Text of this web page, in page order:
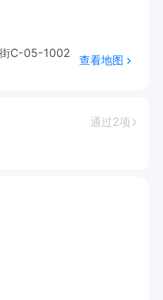
街C-05-1002
查看地图
通过2项